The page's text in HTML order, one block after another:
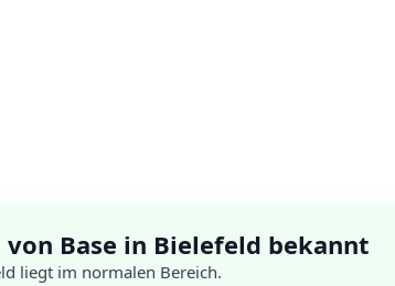
Base in Bielefeld bekannt
liegt im normalen Bereich.